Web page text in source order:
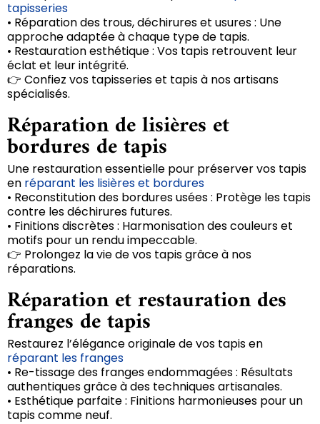
tapisseries
• Réparation des trous, déchirures et usures : Une
approche adaptée à chaque type de tapis.
• Restauration esthétique : Vos tapis retrouvent leur
éclat et leur intégrité.
👉 Confiez vos tapisseries et tapis à nos artisans
spécialisés.
Réparation de lisières et
bordures de tapis
Une restauration essentielle pour préserver vos tapis
en réparant les lisières et bordures
• Reconstitution des bordures usées : Protège les tapis
contre les déchirures futures.
• Finitions discrètes : Harmonisation des couleurs et
motifs pour un rendu impeccable.
👉 Prolongez la vie de vos tapis grâce à nos
réparations.
Réparation et restauration des
franges de tapis
Restaurez l’élégance originale de vos tapis en
réparant les franges
• Re-tissage des franges endommagées : Résultats
authentiques grâce à des techniques artisanales.
• Esthétique parfaite : Finitions harmonieuses pour un
tapis comme neuf.